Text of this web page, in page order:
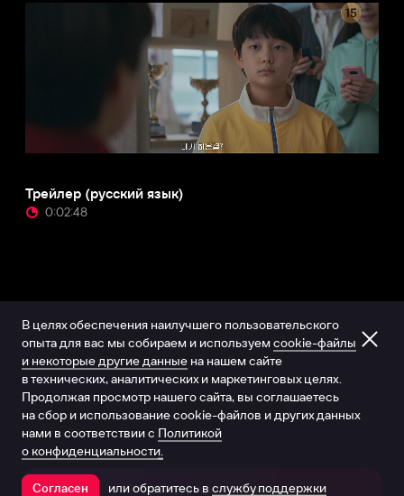
Трейлер (русский язык)
0:02:48
Открыть в приложении
В целях обеспечения наилучшего пользовательского
опыта для вас мы собираем и используем cookie-файлы
и некоторые другие данные на нашем сайте
в технических, аналитических и маркетинговых целях.
Продолжая просмотр нашего сайта, вы соглашаетесь
на сбор и использование cookie-файлов и других данных
нами в соответствии с Политикой
о конфиденциальности.
Согласен или обратитесь в службу поддержки